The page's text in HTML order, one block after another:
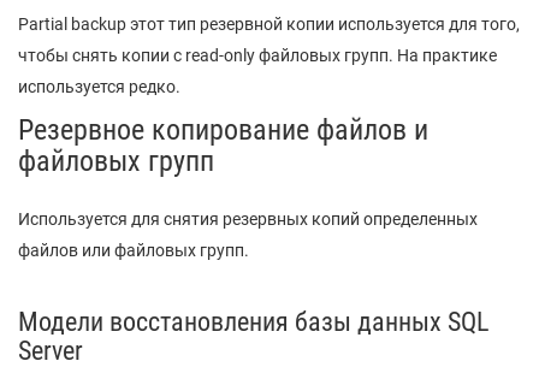
Partial backup этот тип резервной копии используется для того,
чтобы снять копии с read-only файловых групп. На практике
используется редко.
Резервное копирование файлов и
файловых групп
Используется для снятия резервных копий определенных
файлов или файловых групп.
Модели восстановления базы данных SQL
Server